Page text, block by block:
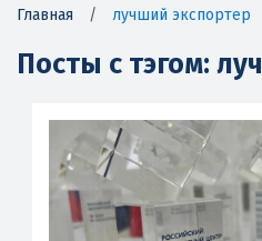
Главная / лучший экспортер
Посты с тэгом: